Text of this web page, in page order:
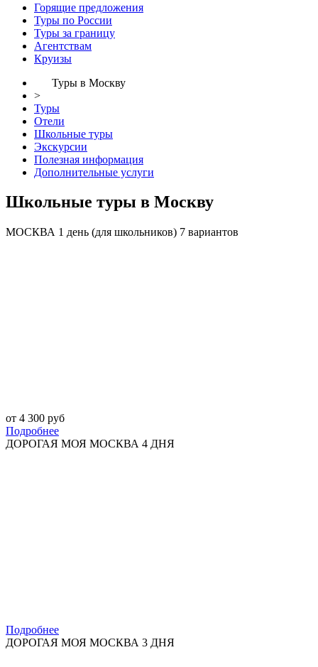
Горящие предложения
Туры по России
Туры за границу
Агентствам
Круизы
Туры в Москву
>
Туры
Отели
Школьные туры
Экскурсии
Полезная информация
Дополнительные услуги
Школьные туры в Москву
МОСКВА 1 день (для школьников) 7 вариантов
от 4 300 руб
Подробнее
ДОРОГАЯ МОЯ МОСКВА 4 ДНЯ
Подробнее
ДОРОГАЯ МОЯ МОСКВА 3 ДНЯ